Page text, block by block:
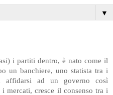
▼
i partiti dentro, è nato come il
un banchiere, uno statista tra i
affidarsi ad un governo così
mercati, cresce il consenso tra i